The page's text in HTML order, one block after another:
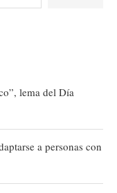
lema del Día
a personas con